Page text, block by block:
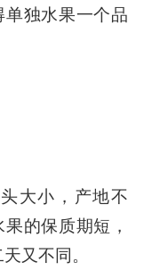
独水果一个品
大小，产地不
的保质期短，
又不同。